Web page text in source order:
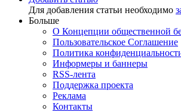
Для добавления статьи необходимо
Больше
О Концепции общественной
Пользовательское Соглашение
Политика
Информеры и баннеры
RSS-лента
Поддержка проекта
Реклама
Контакты